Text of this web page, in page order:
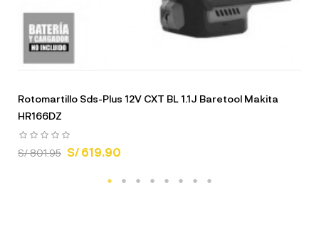
Rotomartillo Sds-Plus 12V CXT BL 1.1J Baretool Makita
HR166DZ
S/ 801.95 S/ 619.90